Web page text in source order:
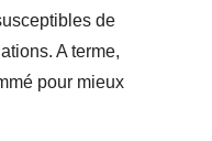
de
A terme,
pour mieux